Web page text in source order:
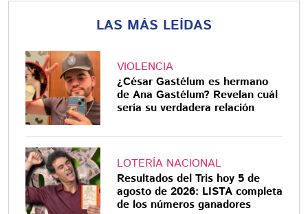
LAS MÁS LEÍDAS
VIOLENCIA
¿César Gastélum es hermano
de Ana Gastélum? Revelan cuál
sería su verdadera relación
LOTERÍA NACIONAL
Resultados del Tris hoy 5 de
agosto de 2026: LISTA completa
de los números ganadores